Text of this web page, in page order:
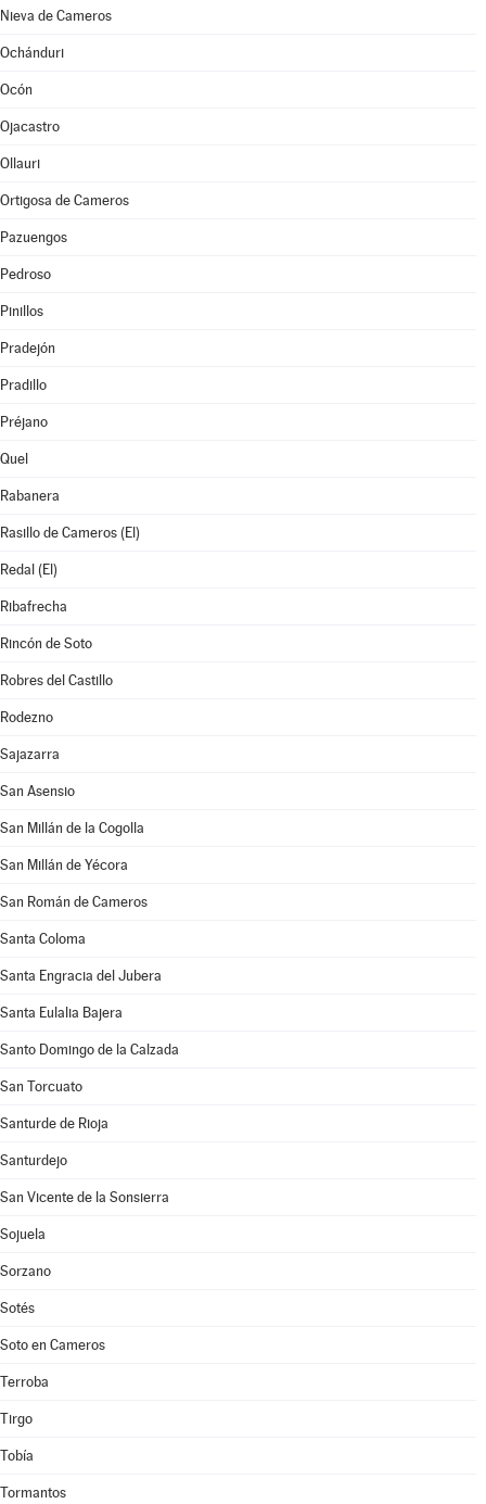
Nieva de Cameros
Ochánduri
Ocón
Ojacastro
Ollauri
Ortigosa de Cameros
Pazuengos
Pedroso
Pinillos
Pradejón
Pradillo
Préjano
Quel
Rabanera
Rasillo de Cameros (El)
Redal (El)
Ribafrecha
Rincón de Soto
Robres del Castillo
Rodezno
Sajazarra
San Asensio
San Millán de la Cogolla
San Millán de Yécora
San Román de Cameros
Santa Coloma
Santa Engracia del Jubera
Santa Eulalia Bajera
Santo Domingo de la Calzada
San Torcuato
Santurde de Rioja
Santurdejo
San Vicente de la Sonsierra
Sojuela
Sorzano
Sotés
Soto en Cameros
Terroba
Tirgo
Tobía
Tormantos